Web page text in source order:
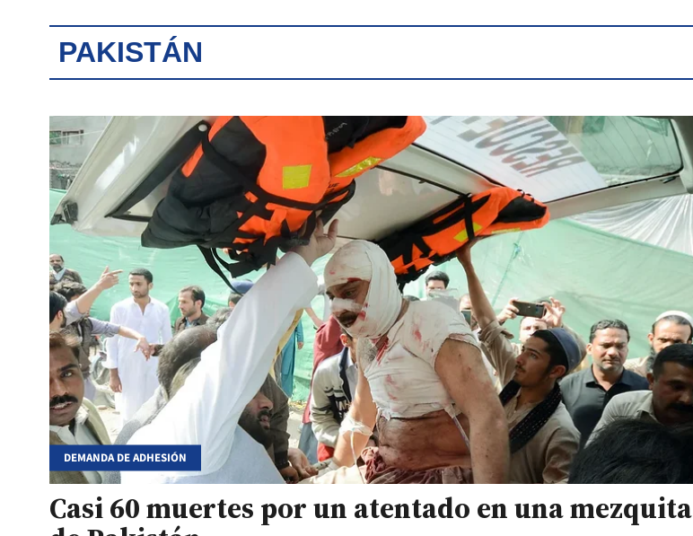
PAKISTÁN
DEMANDA DE ADHESIÓN
Casi 60 muertes por un atentado en una mezquita